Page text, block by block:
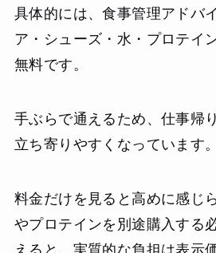
具体的には、食事管理アドバ
ア・シューズ・水・プロテイ
無料です。
手ぶらで通えるため、仕事帰
立ち寄りやすくなっています。
料金だけを見ると高めに感じ
やプロテインを別途購入する
えると、実質的な負担は表示